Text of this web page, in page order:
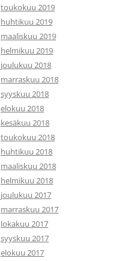
toukokuu 2019
huhtikuu 2019
maaliskuu 2019
helmikuu 2019
joulukuu 2018
marraskuu 2018
syyskuu 2018
elokuu 2018
kesäkuu 2018
toukokuu 2018
huhtikuu 2018
maaliskuu 2018
helmikuu 2018
joulukuu 2017
marraskuu 2017
lokakuu 2017
syyskuu 2017
elokuu 2017